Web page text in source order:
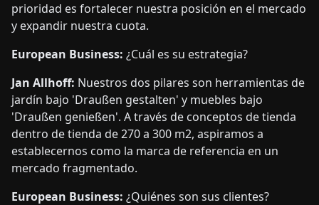
prioridad es fortalecer nuestra posición en el mercado
y expandir nuestra cuota.
European Business: ¿Cuál es su estrategia?
Jan Allhoff: Nuestros dos pilares son herramientas de
jardín bajo 'Draußen gestalten' y muebles bajo
'Draußen genießen'. A través de conceptos de tienda
dentro de tienda de 270 a 300 m2, aspiramos a
establecernos como la marca de referencia en un
mercado fragmentado.
European Business: ¿Quiénes son sus clientes?